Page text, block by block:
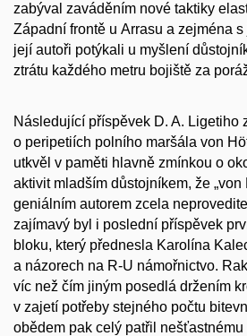
zabýval zaváděním nové taktiky
Západní frontě u Arrasu a zejména
její autoři potýkali u myšlení
ztrátu každého metru bojiště za
Následující příspěvek D. A. Ligetiho
o peripetiích polního maršála von
utkvěl v paměti hlavně zmínkou o
aktivit mladším důstojníkem, že „von
geniálním autorem zcela
zajímavý byl i poslední příspěvek
bloku, který přednesla Karolína
a názorech na R-U námořnictvo.
víc než čím jiným posedlá držením
v zajetí potřeby stejného počtu
obědem pak celý patřil